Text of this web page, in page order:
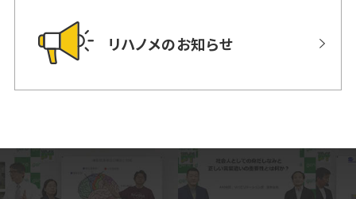
リハノメのお知らせ